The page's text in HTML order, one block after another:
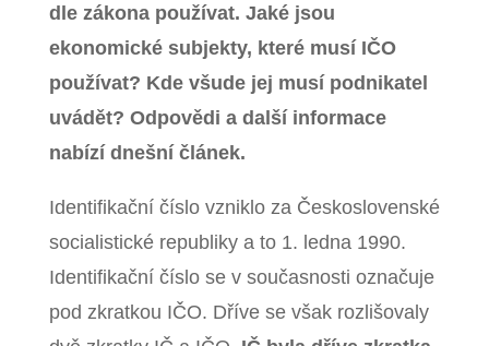
dle zákona používat. Jaké jsou
ekonomické subjekty, které musí IČO
používat? Kde všude jej musí podnikatel
uvádět? Odpovědi a další informace
nabízí dnešní článek.
Identifikační číslo vzniklo za Československé
socialistické republiky a to 1. ledna 1990.
Identifikační číslo se v současnosti označuje
pod zkratkou IČO. Dříve se však rozlišovaly